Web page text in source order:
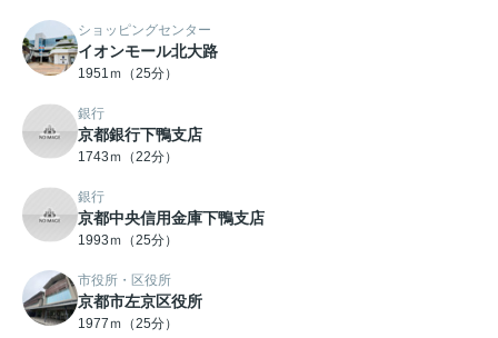
ショッピングセンター
イオンモール北大路
1951ｍ（25分）
銀行
京都銀行下鴨支店
1743ｍ（22分）
銀行
京都中央信用金庫下鴨支店
1993ｍ（25分）
市役所・区役所
京都市左京区役所
1977ｍ（25分）